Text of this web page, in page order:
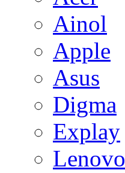
Ainol
Apple
Asus
Digma
Explay
Lenovo